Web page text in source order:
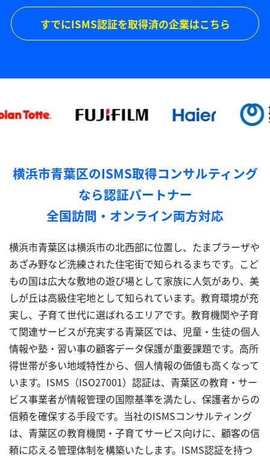
すでにISMS認証を取得済の企業はこちら
横浜市青葉区のISMS取得コンサルティング
なら認証パートナー
全国訪問・オンライン両方対応
横浜市青葉区は横浜市の北西部に位置し、たまプラーザや
あざみ野など洗練された住宅街で知られるまちです。こど
もの国は広大な敷地の遊び場として家族に人気があり、美
しが丘は高級住宅地として知られています。教育環境が充
実し、子育て世代に選ばれるエリアです。教育機関や子育
て関連サービスが充実する青葉区では、児童・生徒の個人
情報や塾・習い事の顧客データ保護が重要課題です。高所
得世帯が多い地域特性から、個人情報の価値も高くなって
います。ISMS（ISO27001）認証は、青葉区の教育・サー
ビス事業者が情報管理の国際基準を満たし、保護者からの
信頼を確保する手段です。当社のISMSコンサルティング
は、青葉区の教育機関・子育てサービス向けに、顧客の信
頼に応える管理体制を構築いたします。ISMS認証を持つ